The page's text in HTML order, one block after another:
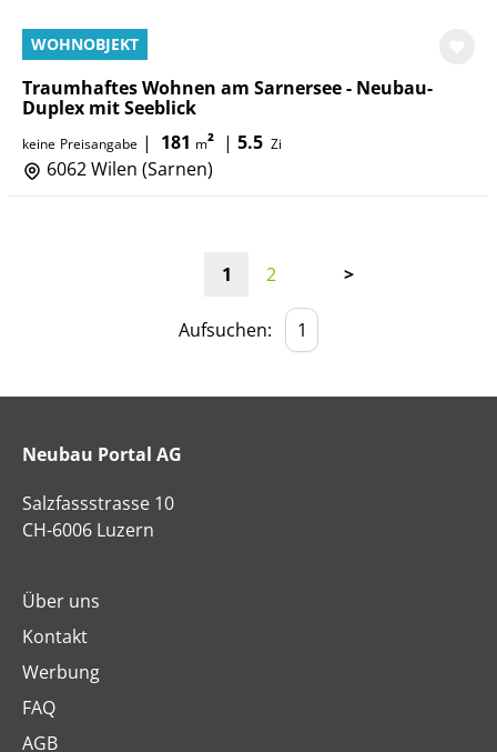
WOHNOBJEKT
Traumhaftes Wohnen am Sarnersee - Neubau-
Duplex mit Seeblick
keine Preisangabe | 181 m² | 5.5 Zi
6062 Wilen (Sarnen)
1 2 >
Aufsuchen:
Neubau Portal AG
Salzfassstrasse 10
CH-6006 Luzern
Über uns
Kontakt
Werbung
FAQ
AGB